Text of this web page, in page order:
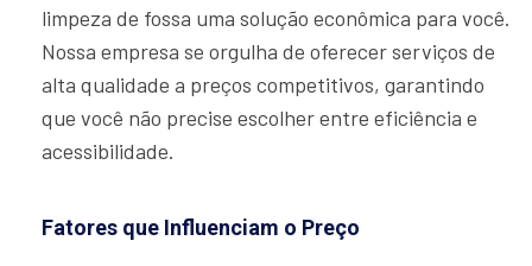
limpeza de fossa uma solução econômica para você.
Nossa empresa se orgulha de oferecer serviços de
alta qualidade a preços competitivos, garantindo
que você não precise escolher entre eficiência e
acessibilidade.
Fatores que Influenciam o Preço